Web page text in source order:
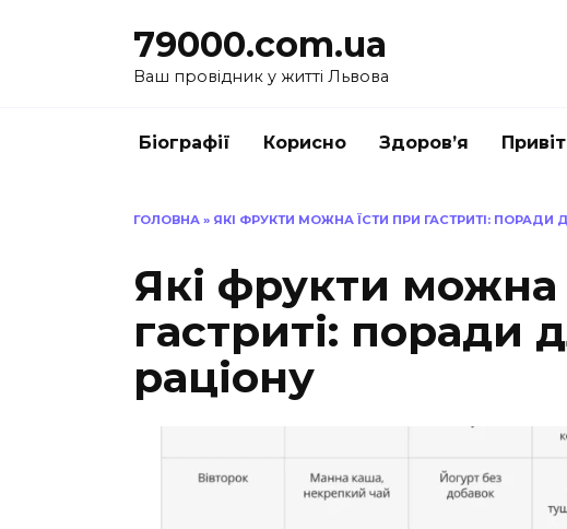
79000.com.ua
Ваш провідник у житті Львова
Біографії Корисно Здоров’я
ГОЛОВНА » ЯКІ ФРУКТИ МОЖНА ЇСТИ ПРИ ГАСТРИТІ:
Які фрукти можна
гастриті: поради
раціону